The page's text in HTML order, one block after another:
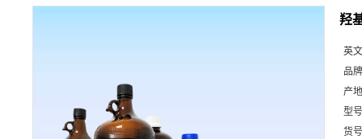
羟
英
品
产
型
货